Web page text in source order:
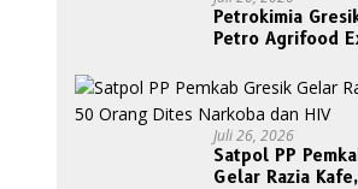
Petrokimia
Petro Agrifood
Panen Bersama
Sayuran
Juli 26, 2026
Satpol PP
Gelar Razia